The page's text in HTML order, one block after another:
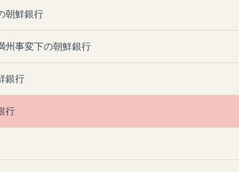
朝鮮銀行
州事変下の朝鮮銀行
銀行
行